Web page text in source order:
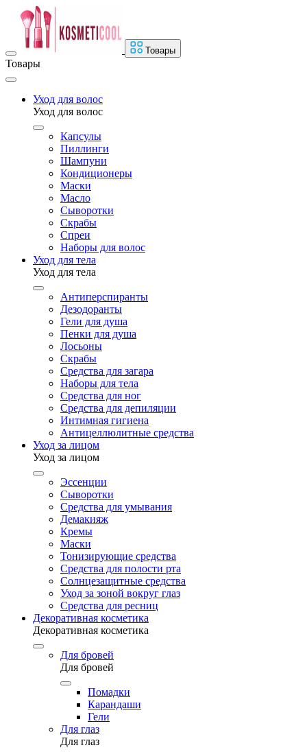
Товары
Товары
Уход для волос
Уход для волос
Капсулы
Пиллинги
Шампуни
Кондиционеры
Маски
Масло
Сыворотки
Скрабы
Спреи
Наборы для волос
Уход для тела
Уход для тела
Антиперспиранты
Дезодоранты
Гели для душа
Пенки для душа
Лосьоны
Скрабы
Средства для загара
Наборы для тела
Средства для ног
Средства для депиляции
Интимная гигиена
Антицеллюлитные средства
Уход за лицом
Уход за лицом
Эссенции
Сыворотки
Средства для умывания
Демакияж
Кремы
Маски
Тонизирующие средства
Средства для полости рта
Солнцезащитные средства
Уход за зоной вокруг глаз
Средства для ресниц
Декоративная косметика
Декоративная косметика
Для бровей
Для бровей
Помадки
Карандаши
Гели
Для глаз
Для глаз